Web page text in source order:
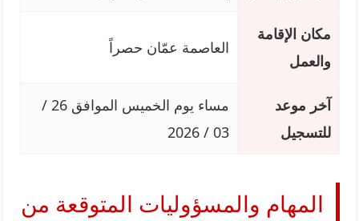
مكان الإقامة
والعمل
العاصمة عمّان حصراً
آخر موعد
للتسجيل
مساء يوم الخميس الموافق 26 /
03 / 2026
المهام والمسؤوليات المتوقعة من